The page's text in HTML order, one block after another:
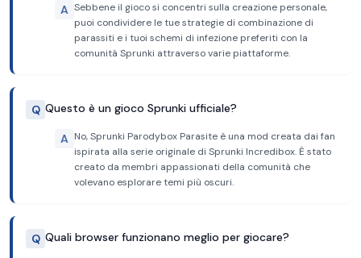
A Sebbene il gioco si concentri sulla creazione personale,
puoi condividere le tue strategie di combinazione di
parassiti e i tuoi schemi di infezione preferiti con la
comunità Sprunki attraverso varie piattaforme.
Q Questo è un gioco Sprunki ufficiale?
A No, Sprunki Parodybox Parasite è una mod creata dai fan
ispirata alla serie originale di Sprunki Incredibox. È stato
creato da membri appassionati della comunità che
volevano esplorare temi più oscuri.
Q Quali browser funzionano meglio per giocare?